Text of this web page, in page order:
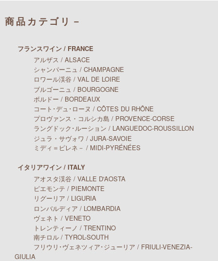
商品カテゴリ－
フランスワイン / FRANCE
アルザス / ALSACE
シャンパーニュ / CHAMPAGNE
ロワール渓谷 / VAL DE LOIRE
ブルゴーニュ / BOURGOGNE
ボルドー / BORDEAUX
コート･デュ･ローヌ / CÔTES DU RHÔNE
プロヴァンス・コルシカ島 / PROVENCE-CORSE
ラングドック･ルーション / LANGUEDOC-ROUSSILLON
ジュラ・サヴォワ / JURA-SAVOIE
ミディ＝ピレネ－ / MIDI-PYRÉNÉES
イタリアワイン / ITALY
アオスタ渓谷 / VALLE D'AOSTA
ピエモンテ / PIEMONTE
リグーリア / LIGURIA
ロンバルディア / LOMBARDIA
ヴェネト / VENETO
トレンティーノ / TRENTINO
南チロル / TYROL-SOUTH
フリウリ･ヴェネツィア･ジューリア / FRIULI-VENEZIA-
GIULIA